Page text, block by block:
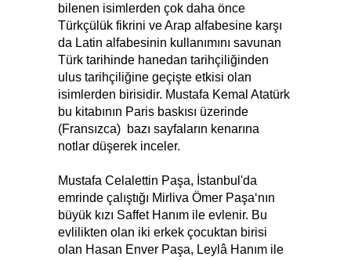
bilenen isimlerden çok daha önce
Türkçülük fikrini ve Arap alfabesine karşı
da Latin alfabesinin kullanımını savunan
Türk tarihinde hanedan tarihçiliğinden
ulus tarihçiliğine geçişte etkisi olan
isimlerden birisidir. Mustafa Kemal Atatürk
bu kitabının Paris baskısı üzerinde
(Fransızca) bazı sayfaların kenarına
notlar düşerek inceler.
Mus­ta­fa Ce­la­let­ti­n Paşa, İs­tan­bul'da
emrinde ça­lış­tı­ğı Mir­li­va Ömer Pa­şa­‘nın
bü­yük kı­zı Saf­fet Ha­nım ile ev­len­ir. Bu
evlilikten olan iki erkek çocuktan birisi
olan Hasan Enver Paşa, Leylâ Hanım ile